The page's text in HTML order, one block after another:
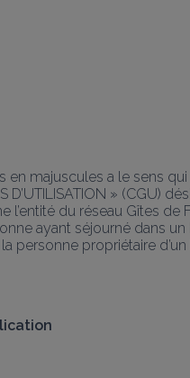
en majuscules a le sens
D’UTILISATION » (CGU)
l’entité du réseau Gîtes
ayant séjourné dans
la personne propriétaire